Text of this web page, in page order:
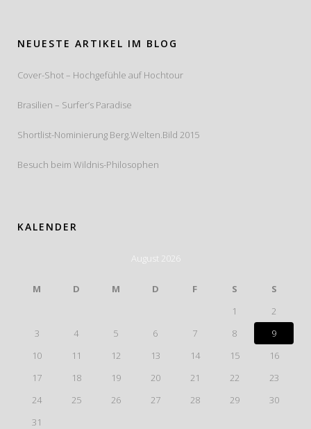
NEUESTE ARTIKEL IM BLOG
Cover-Shot – Hochgefühle auf Hochtour
Brasilien – Surfer’s Paradise
Shortlist-Nominierung Berg.Welten.Bild 2015
Besuch beim Wildnis-Philosophen
KALENDER
August 2026
M D M D F S
S
1
2
3
4 5 6 7 8
9
10
11 12 13 14 15
16
17
18 19 20 21 22
23
24
25 26 27 28 29
30
31